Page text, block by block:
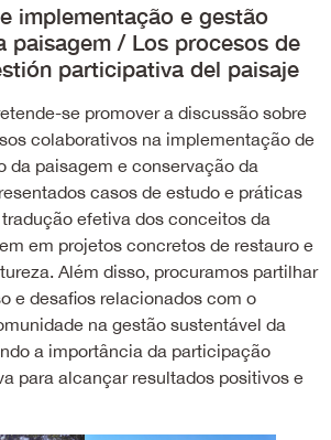
implementação e gestão
paisagem / Los procesos de
participativa del paisaje
se promover a discussão sobre
colaborativos na implementação de
da paisagem e conservação da
casos de estudo e práticas
efetiva dos conceitos da
em projetos concretos de restauro e
Além disso, procuramos partilhar
e desafios relacionados com o
na gestão sustentável da
a importância da participação
para alcançar resultados positivos e